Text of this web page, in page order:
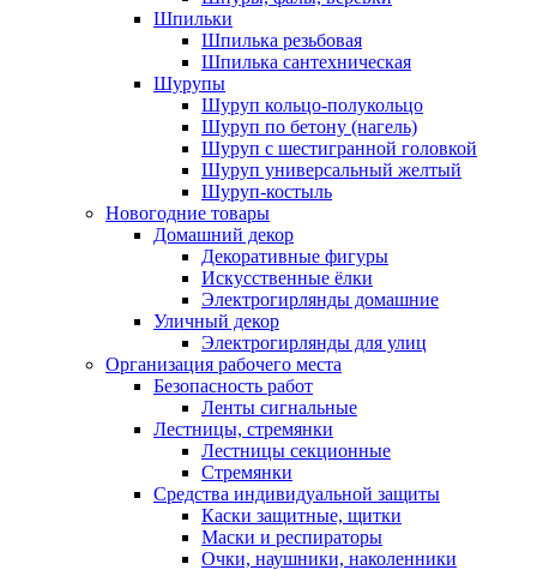
Шпильки
Шпилька резьбовая
Шпилька сантехническая
Шурупы
Шуруп кольцо-полукольцо
Шуруп по бетону (нагель)
Шуруп с шестигранной головкой
Шуруп универсальный желтый
Шуруп-костыль
Новогодние товары
Домашний декор
Декоративные фигуры
Искусственные ёлки
Электрогирлянды домашние
Уличный декор
Электрогирлянды для улиц
Организация рабочего места
Безопасность работ
Ленты сигнальные
Лестницы, стремянки
Лестницы секционные
Стремянки
Средства индивидуальной защиты
Каски защитные, щитки
Маски и респираторы
Очки, наушники, наколенники